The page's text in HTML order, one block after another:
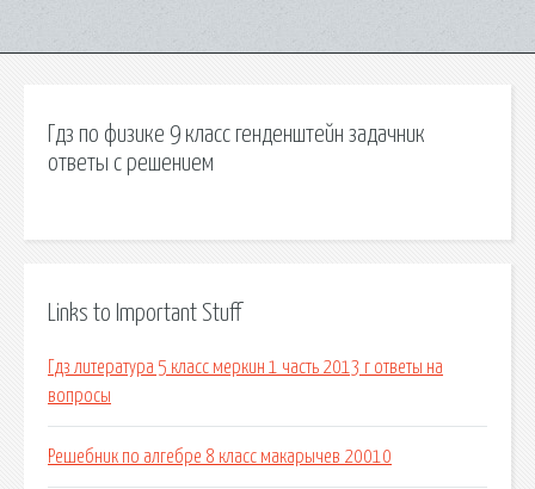
Гдз по физике 9 класс генденштейн задачник
ответы с решением
Links to Important Stuff
Гдз литература 5 класс меркин 1 часть 2013 г ответы на
вопросы
Решебник по алгебре 8 класс макарычев 20010